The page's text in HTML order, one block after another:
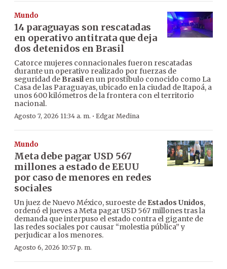
Mundo
14 paraguayas son rescatadas
en operativo antitrata que deja
dos detenidos en Brasil
Catorce mujeres connacionales fueron rescatadas
durante un operativo realizado por fuerzas de
seguridad de Brasilen un prostíbulo conocido como La
Casa de las Paraguayas, ubicado en la ciudad de Itapoá, a
unos 600 kilómetros de la frontera con el territorio
nacional.
Agosto 7, 2026 11:34 a. m. · Edgar Medina
Mundo
Meta debe pagar USD 567
millones a estado de EEUU
por caso de menores en redes
sociales
Un juez de Nuevo México, suroeste de Estados Unidos,
ordenó el jueves a Meta pagar USD 567 millones tras la
demanda que interpuso el estado contra el gigante de
las redes sociales por causar “molestia pública” y
perjudicar a los menores.
Agosto 6, 2026 10:57 p. m.